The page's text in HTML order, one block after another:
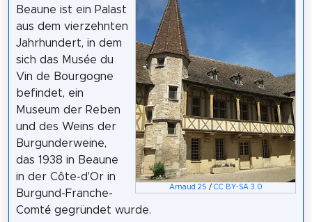
Arnaud 25 / CC BY-SA 3.0
Beaune ist ein Palast
aus dem vierzehnten
Jahrhundert, in dem
sich das Musée du
Vin de Bourgogne
befindet, ein
Museum der Reben
und des Weins der
Burgunderweine,
das 1938 in Beaune
in der Côte-d'Or in
Burgund-Franche-
Comté gegründet wurde.